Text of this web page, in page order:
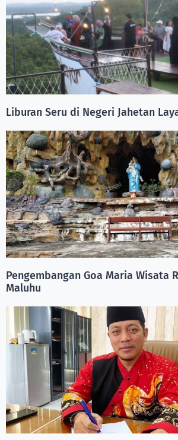
Liburan Seru di Negeri Jahetan
Pengembangan Goa Maria Wisata
Maluhu